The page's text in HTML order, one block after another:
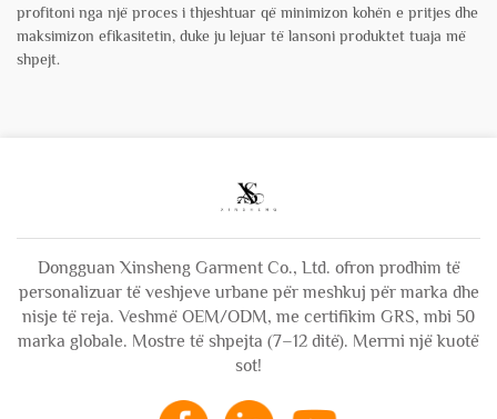
profitoni nga një proces i thjeshtuar që minimizon kohën e pritjes dhe
maksimizon efikasitetin, duke ju lejuar të lansoni produktet tuaja më
shpejt.
Dongguan Xinsheng Garment Co., Ltd. ofron prodhim të
personalizuar të veshjeve urbane për meshkuj për marka dhe
nisje të reja. Veshmë OEM/ODM, me certifikim GRS, mbi 50
marka globale. Mostre të shpejta (7–12 ditë). Merrni një kuotë
sot!